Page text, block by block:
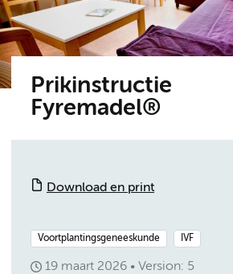
Prikinstructie
Fyremadel®
Download en print
Voortplantingsgeneeskunde IVF
19 maart 2026 Version: 5